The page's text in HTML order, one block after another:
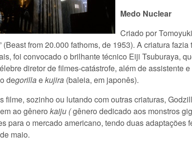
Medo Nuclear
Criado por
(Beast from 20.000 fathoms, de 1953). A criatura
foi convocado o brilhante técnico Eiji Tsuburaya,
diretor de filmes-catástrofe, além de
degorillaekujira (baleia, em japonês).
filme, sozinho ou lutando com outras criaturas,
ao gênero kaiju (gênero dedicado aos monstros
para o mercado americano, tendo duas
maio.